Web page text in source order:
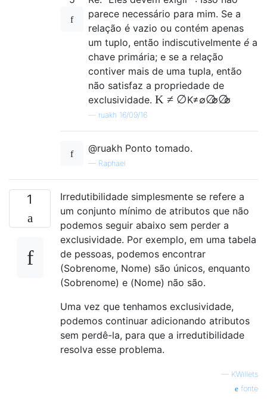
parece necessário para mim. Se a
relação é vazio ou contém apenas
um tuplo, então indiscutivelmente é a
chave primária; e se a relação
contiver mais de uma tupla, então
não satisfaz a propriedade de
exclusividade. K ≠ ∅K≠∅∅∅∅∅
ruakh 16/09/16
@ruakh Ponto tomado.
— Raphael
1
Irredutibilidade simplesmente se refere a
um conjunto mínimo de atributos que não
podemos seguir abaixo sem perder a
exclusividade. Por exemplo, em uma tabela
de pessoas, podemos encontrar
(Sobrenome, Nome) são únicos, enquanto
(Sobrenome) e (Nome) não são.
Uma vez que tenhamos exclusividade,
podemos continuar adicionando atributos
sem perdê-la, para que a irredutibilidade
resolva esse problema.
— KWillets
fonte